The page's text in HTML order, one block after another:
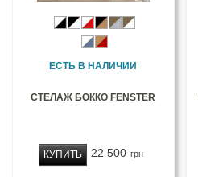
ЕСТЬ В НАЛИЧИИ
СТЕЛАЖ БОККО FENSTER
22 500 грн
КУПИТЬ